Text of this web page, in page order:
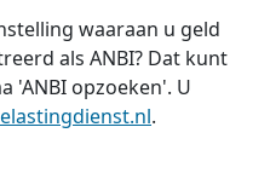
waaraan u geld
als ANBI? Dat kunt
'ANBI opzoeken'. U
.